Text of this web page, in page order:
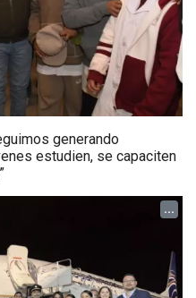
generando
estudien, se capaciten
...